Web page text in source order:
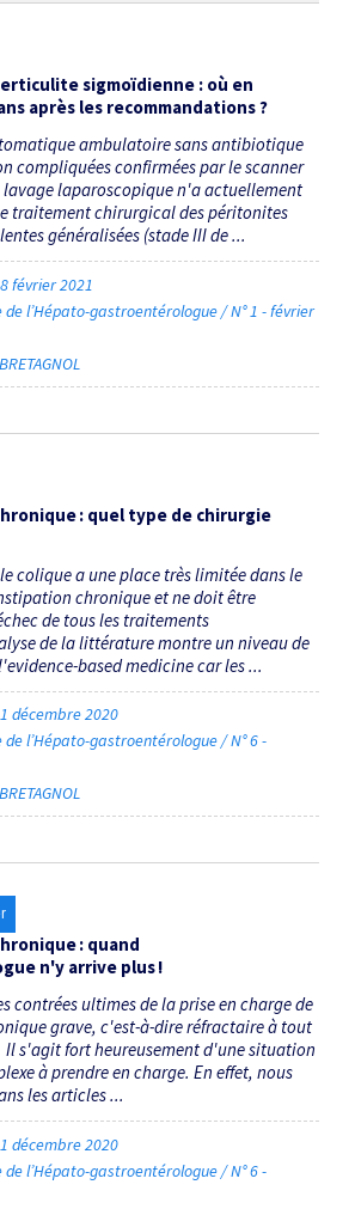
sigmoïdienne : où en
après les recommandations ?
ambulatoire sans antibiotique
compliquées confirmées par le scanner
lavage laparoscopique n'a actuellement
traitement chirurgical des péritonites
généralisées (stade III de ...
février 2021
l’Hépato-gastroentérologue / N° 1 - février
: quel type de chirurgie
colique a une place très limitée dans le
chronique et ne doit être
de tous les traitements
de la littérature montre un niveau de
based medicine car les ...
décembre 2020
l’Hépato-gastroentérologue / N° 6 -
: quand
n'y arrive plus !
contrées ultimes de la prise en charge de
grave, c'est-à-dire réfractaire à tout
s'agit fort heureusement d'une situation
à prendre en charge. En effet, nous
les articles ...
décembre 2020
l’Hépato-gastroentérologue / N° 6 -